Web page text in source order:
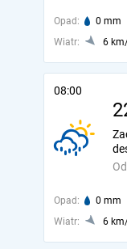
Opad: 0 mm
Wiatr:
6
08:00
Opad: 0 mm
Wiatr:
6